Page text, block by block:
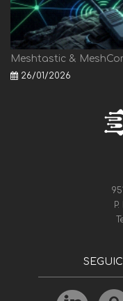
Meshtastic &
26/01/2026